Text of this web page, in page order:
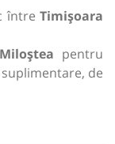
întreTimișoara
pentru
de